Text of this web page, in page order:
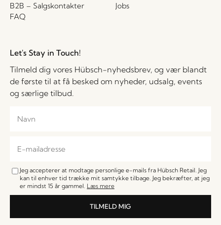
B2B – Salgskontakter
FAQ
Jobs
Let's Stay in Touch!
Tilmeld dig vores Hübsch-nyhedsbrev, og vær blandt
de første til at få besked om nyheder, udsalg, events
og særlige tilbud.
Jeg accepterer at modtage personlige e-mails fra Hübsch Retail. Jeg
kan til enhver tid trække mit samtykke tilbage. Jeg bekræfter, at jeg
er mindst 15 år gammel. Læs mere
TILMELD MIG